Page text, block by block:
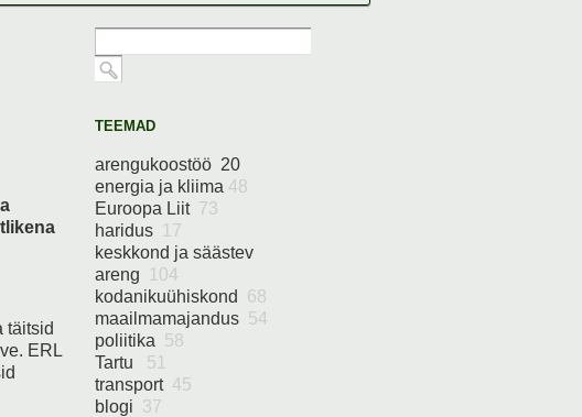
täitsid
ERL
TEEMAD
arengukoostöö 20
energia ja kliima 48
Euroopa Liit 73
haridus 17
keskkond ja säästev
areng
104
kodanikuühiskond 68
maailmamajandus 54
poliitika 58
Tartu 51
transport 45
blogi 37